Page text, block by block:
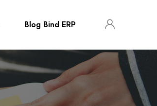
Blog Bind ERP